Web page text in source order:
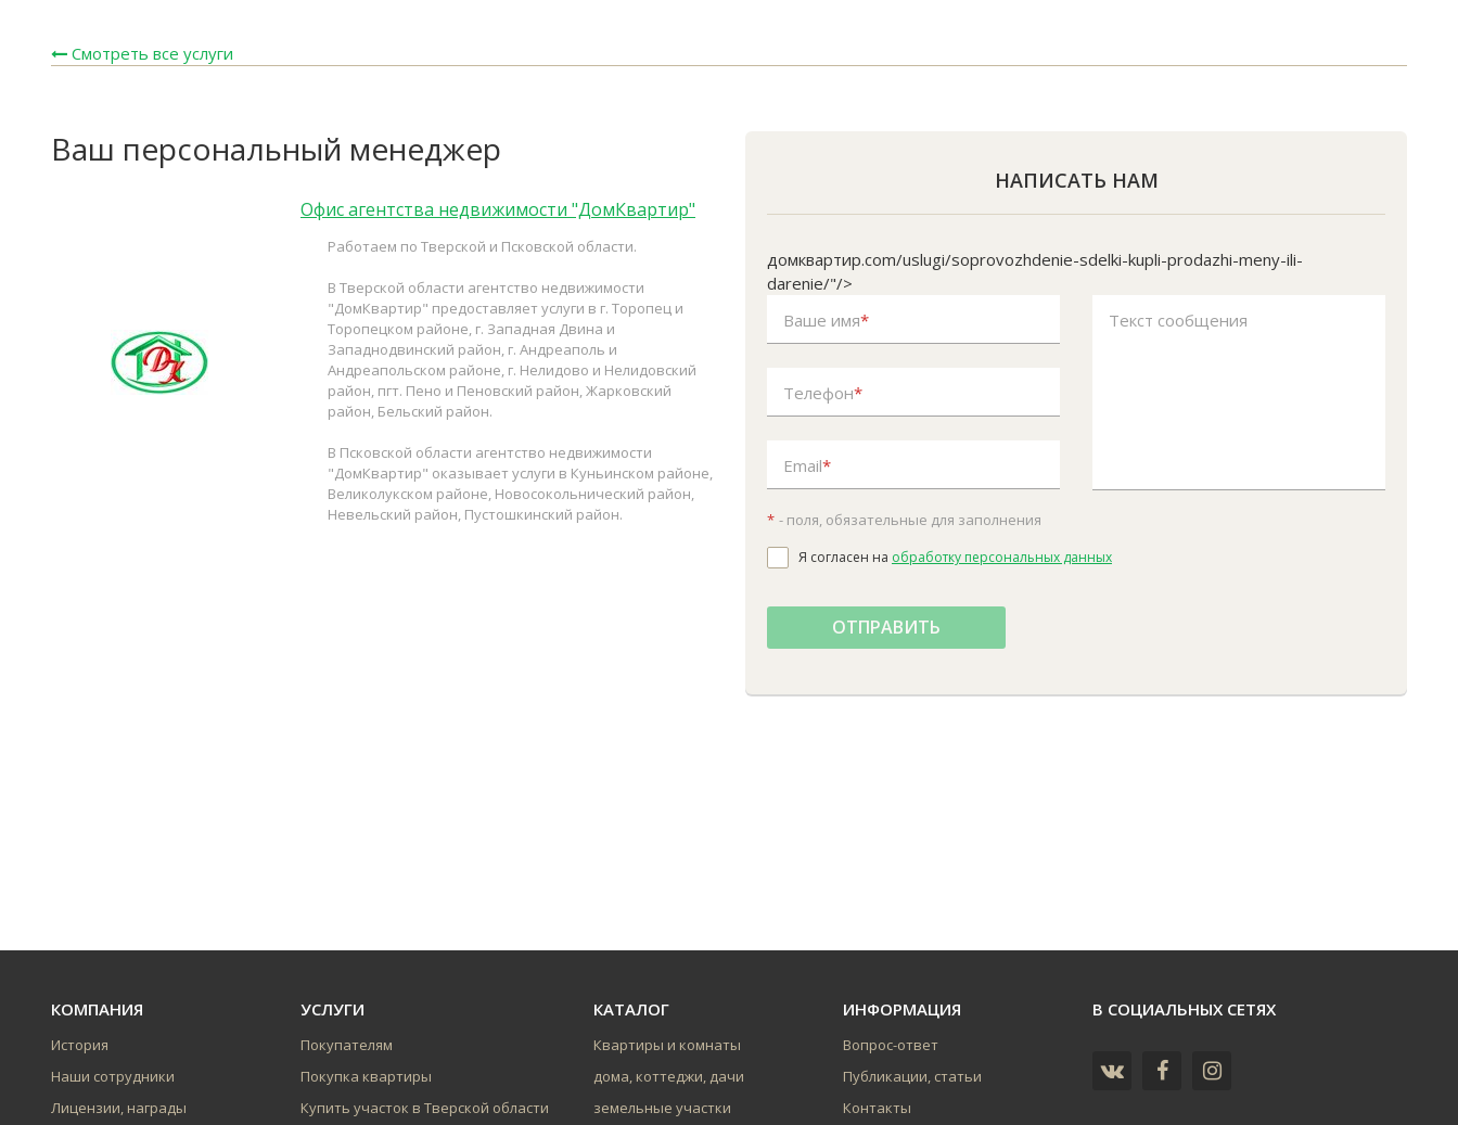
Смотреть все услуги
Ваш персональный менеджер
Офис агентства недвижимости "ДомКвартир"
Работаем по Тверской и Псковской области.
В Тверской области агентство недвижимости
"ДомКвартир" предоставляет услуги в г. Торопец и
Торопецком районе, г. Западная Двина и
Западнодвинский район, г. Андреаполь и
Андреапольском районе, г. Нелидово и Нелидовский
район, пгт. Пено и Пеновский район, Жарковский
район, Бельский район.
В Псковской области агентство недвижимости
"ДомКвартир" оказывает услуги в Куньинском районе,
Великолукском районе, Новосокольнический район,
Невельский район, Пустошкинский район.
НАПИСАТЬ НАМ
домквартир.com/uslugi/soprovozhdenie-sdelki-kupli-prodazhi-meny-ili-
darenie/"/>
Ваше имя*
Телефон*
Email*
Текст сообщения
* - поля, обязательные для заполнения
Я согласен на обработку персональных данных
ОТПРАВИТЬ
КОМПАНИЯ
История
Наши сотрудники
Лицензии, награды
УСЛУГИ
Покупателям
Покупка квартиры
Купить участок в Тверской области
КАТАЛОГ
Квартиры и комнаты
дома, коттеджи, дачи
земельные участки
ИНФОРМАЦИЯ
Вопрос-ответ
Публикации, статьи
Контакты
В СОЦИАЛЬНЫХ СЕТЯХ